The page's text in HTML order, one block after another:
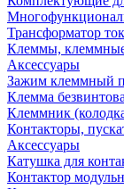
Трансформатор
Клеммы,
Аксессуары
Зажим клеммный
Клемма
Клеммник
Контакторы,
Аксессуары
Катушка для
Контактор